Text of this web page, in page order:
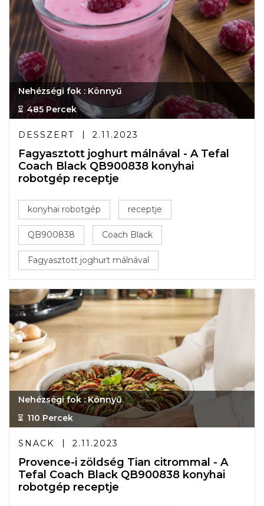
Nehézségi fok : Könnyű
485 Percek
DESSZERT 2.11.2023
Fagyasztott joghurt málnával - A Tefal
Coach Black QB900838 konyhai
robotgép receptje
konyhai robotgép receptje
QB900838 Coach Black
Fagyasztott joghurt málnával
Nehézségi fok : Könnyű
110 Percek
SNACK 2.11.2023
Provence-i zöldség Tian citrommal - A
Tefal Coach Black QB900838 konyhai
robotgép receptje